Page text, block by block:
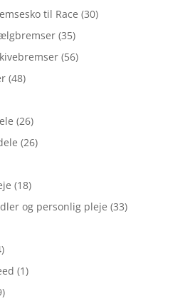
til Race (30)
(35)
(56)
(48)
(26)
(26)
(18)
og personlig pleje (33)
(1)